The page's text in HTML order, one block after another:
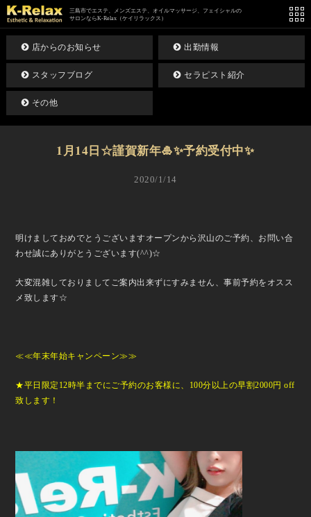
三島市でエステ、メンズエステ、オイルマッサージ、フェイシャルの
サロンならK-Relax（ケイリラックス）
店からのお知らせ 出勤情報
スタッフブログ セラピスト紹介
その他
1月14日☆謹賀新年🎍✨予約受付中✨
2020/1/14
明けましておめでとうございますオープンから沢山のご予約、お問い合
わせ誠にありがとうございます(^^)☆
大変混雑しておりましてご案内出来ずにすみません、事前予約をオスス
メ致します☆
≪≪年末年始キャンペーン≫≫
★平日限定12時半までにご予約のお客様に、100分以上の早割2000円 off
致します！